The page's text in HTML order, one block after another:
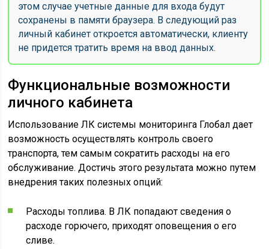
этом случае учетные данные для входа будут
сохранены в памяти браузера. В следующий раз
личный кабинет откроется автоматически, клиенту
не придется тратить время на ввод данных.
Функциональные возможности
личного кабинета
Использование ЛК системы мониторинга Глобал дает
возможность осуществлять контроль своего
транспорта, тем самым сократить расходы на его
обслуживание. Достичь этого результата можно путем
внедрения таких полезных опций:
Расходы топлива. В ЛК попадают сведения о
расходе горючего, приходят оповещения о его
сливе.